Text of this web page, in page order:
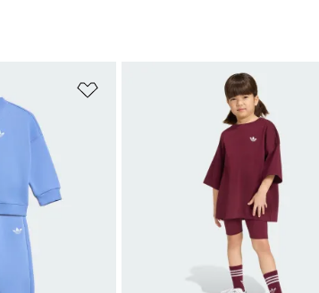
Dodaj do listy życzeń